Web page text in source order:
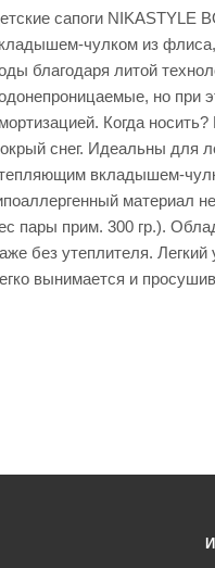
сапоги NIKASTYLE
чулком из флиса,
благодаря литой
но при
Когда
снег. Идеальны для
вкладышем-
материал
пары прим. 300 гр.).
без утеплителя.
вынимается и